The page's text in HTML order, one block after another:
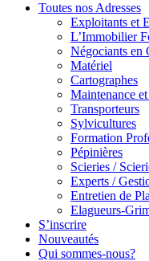
Toutes nos Adresses
Exploitants et
L’Immobilier
Négociants en
Matériel
Cartographes
Maintenance
Transporteurs
Sylvicultures
Formation
Pépinières
Scieries /
Experts /
Entretien de
Elagueurs-
S’inscrire
Nouveautés
Qui sommes-nous?